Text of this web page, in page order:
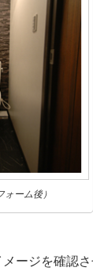
ォーム後）
ージを確認